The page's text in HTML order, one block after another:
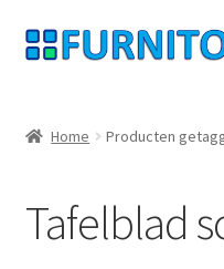
Ga
door
navigatie
Ga
naar
inhoud
Gegevensbescherming
Home Producten
Tafelblad